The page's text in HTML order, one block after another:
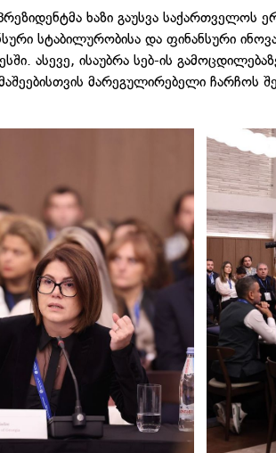
ხაზი გაუსვა საქართველოს
სტაბილურობისა და ფინანსური
ასევე, ისაუბრა სებ-ის
მარეგულირებელი ჩარჩოს